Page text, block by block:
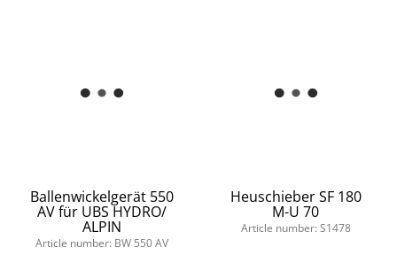
Ballenwickelgerät 550
AV für UBS HYDRO/
ALPIN
Article number: BW 550 AV
Heuschieber SF 180
M-U 70
Article number: S1478